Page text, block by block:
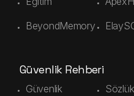
BeyondMemory
Güvenlik Rehberi
Güvenlik
Sözlük